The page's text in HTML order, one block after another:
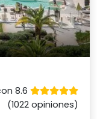
8.6
(1022 opiniones)